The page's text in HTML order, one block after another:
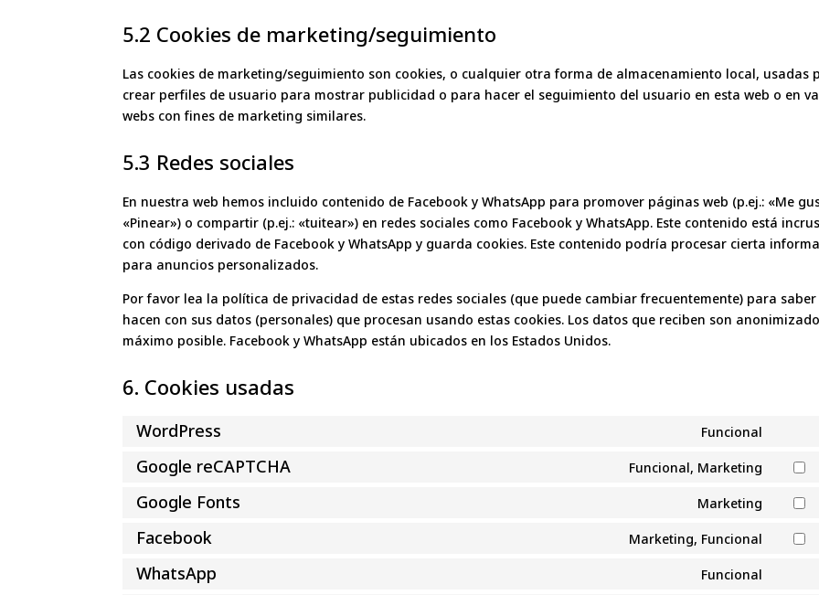
5.2 Cookies de marketing/seguimiento
Las cookies de marketing/seguimiento son cookies, o cualquier otra forma de almacenamiento local, usadas
crear perfiles de usuario para mostrar publicidad o para hacer el seguimiento del usuario en esta web o en
webs con fines de marketing similares.
5.3 Redes sociales
En nuestra web hemos incluido contenido de Facebook y WhatsApp para promover páginas web (p.ej.: «Me
«Pinear») o compartir (p.ej.: «tuitear») en redes sociales como Facebook y WhatsApp. Este contenido está
con código derivado de Facebook y WhatsApp y guarda cookies. Este contenido podría procesar cierta
para anuncios personalizados.
Por favor lea la política de privacidad de estas redes sociales (que puede cambiar frecuentemente) para
hacen con sus datos (personales) que procesan usando estas cookies. Los datos que reciben son
máximo posible. Facebook y WhatsApp están ubicados en los Estados Unidos.
6. Cookies usadas
WordPress Funcional
Google reCAPTCHA Funcional, Marketing
Consent
google-
Google Fonts Marketing
Consent
Facebook Marketing, Funcional
Consent
WhatsApp Funcional